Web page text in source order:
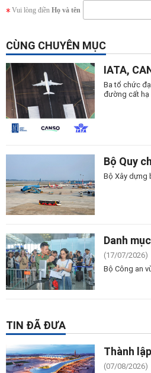
Vui lòng điền Họ và tên
CÙNG CHUYÊN MỤC
IATA,
Ba tổ chức
đường cất hạ
Bộ Quy
Bộ Xây dựng
Danh
(17/07/2026)
Bộ Công an
TIN ĐÃ ĐƯA
Thành
(07/08/2026)